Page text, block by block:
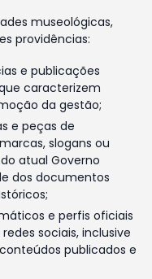
museológicas,
providências:
e publicações
caracterizem
da gestão;
e peças de
slogans ou
atual Governo
dos documentos
e perfis oficiais
sociais, inclusive
publicados e